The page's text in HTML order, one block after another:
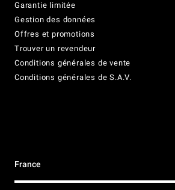
Garantie limitée
Gestion des données
Offres et promotions
Trouver un revendeur
Conditions générales de vente
Conditions générales de S.A.V.
France